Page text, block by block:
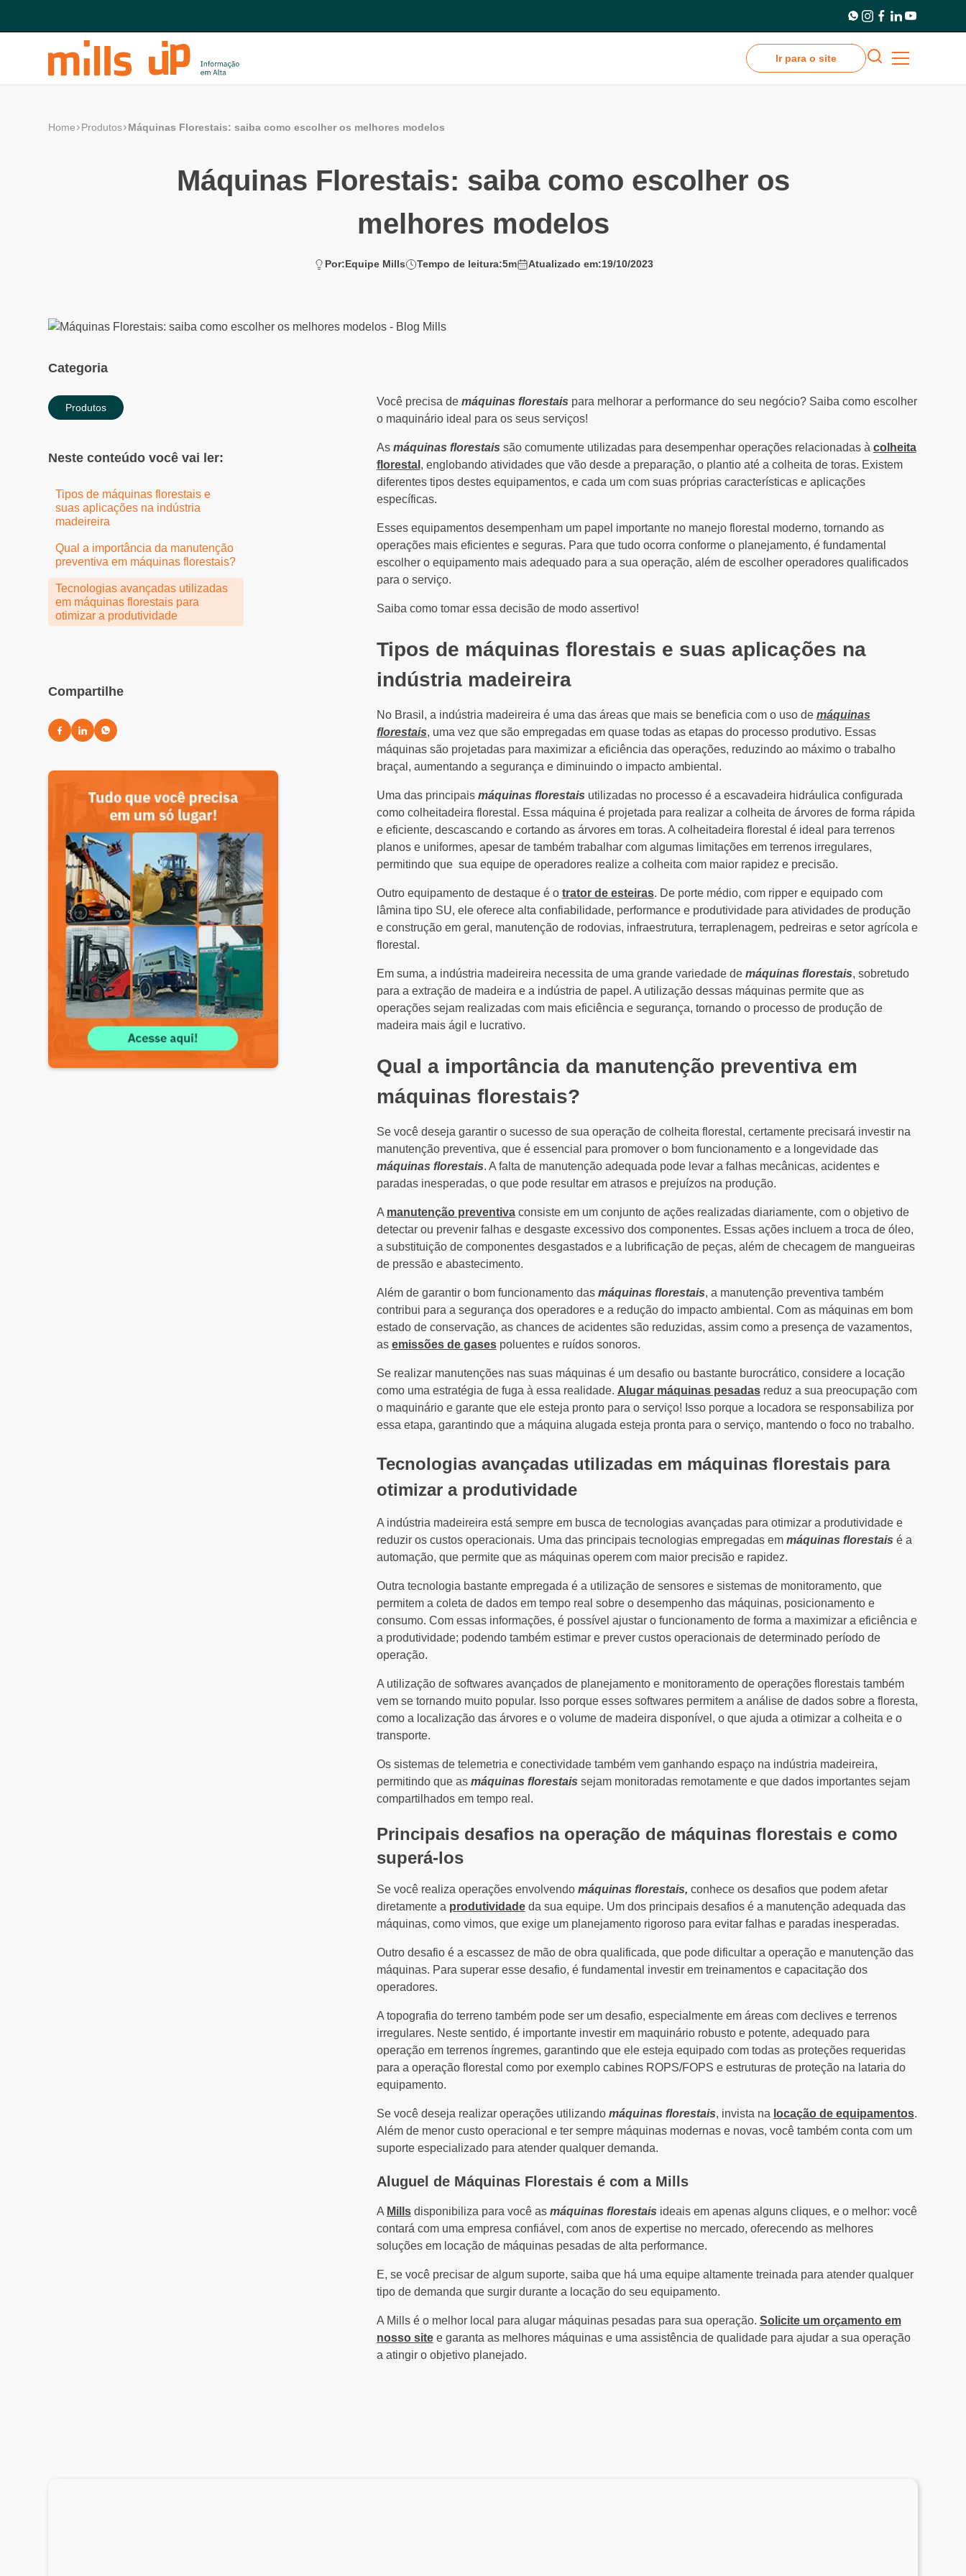
Ir para o site
Home Produtos Máquinas Florestais: saiba como escolher os melhores modelos
Máquinas Florestais: saiba como escolher os
melhores modelos
Por:Equipe Mills Tempo de leitura:5m Atualizado em:19/10/2023
Categoria
Produtos
Neste conteúdo você vai ler:
Tipos de máquinas florestais e
suas aplicações na indústria
madeireira
Qual a importância da manutenção
preventiva em máquinas florestais?
Tecnologias avançadas utilizadas
em máquinas florestais para
otimizar a produtividade
Compartilhe
Você precisa de máquinas florestais para melhorar a performance do seu negócio? Saiba como escolher
o maquinário ideal para os seus serviços!
As máquinas florestais são comumente utilizadas para desempenhar operações relacionadas à colheita
florestal , englobando atividades que vão desde a preparação, o plantio até a colheita de toras. Existem
diferentes tipos destes equipamentos, e cada um com suas próprias características e aplicações
específicas.
Esses equipamentos desempenham um papel importante no manejo florestal moderno, tornando as
operações mais eficientes e seguras. Para que tudo ocorra conforme o planejamento, é fundamental
escolher o equipamento mais adequado para a sua operação, além de escolher operadores qualificados
para o serviço.
Saiba como tomar essa decisão de modo assertivo!
Tipos de máquinas florestais e suas aplicações na
indústria madeireira
No Brasil, a indústria madeireira é uma das áreas que mais se beneficia com o uso de máquinas
florestais, uma vez que são empregadas em quase todas as etapas do processo produtivo. Essas
máquinas são projetadas para maximizar a eficiência das operações, reduzindo ao máximo o trabalho
braçal, aumentando a segurança e diminuindo o impacto ambiental.
Uma das principais máquinas florestais utilizadas no processo é a escavadeira hidráulica configurada
como colheitadeira florestal. Essa máquina é projetada para realizar a colheita de árvores de forma rápida
e eficiente, descascando e cortando as árvores em toras. A colheitadeira florestal é ideal para terrenos
planos e uniformes, apesar de também trabalhar com algumas limitações em terrenos irregulares,
permitindo que sua equipe de operadores realize a colheita com maior rapidez e precisão.
Outro equipamento de destaque é o trator de esteiras. De porte médio, com ripper e equipado com
lâmina tipo SU, ele oferece alta confiabilidade, performance e produtividade para atividades de produção
e construção em geral, manutenção de rodovias, infraestrutura, terraplenagem, pedreiras e setor agrícola e
florestal.
Em suma, a indústria madeireira necessita de uma grande variedade de máquinas florestais, sobretudo
para a extração de madeira e a indústria de papel. A utilização dessas máquinas permite que as
operações sejam realizadas com mais eficiência e segurança, tornando o processo de produção de
madeira mais ágil e lucrativo.
Qual a importância da manutenção preventiva em
máquinas florestais?
Se você deseja garantir o sucesso de sua operação de colheita florestal, certamente precisará investir na
manutenção preventiva, que é essencial para promover o bom funcionamento e a longevidade das
máquinas florestais. A falta de manutenção adequada pode levar a falhas mecânicas, acidentes e
paradas inesperadas, o que pode resultar em atrasos e prejuízos na produção.
A manutenção preventivaconsiste em um conjunto de ações realizadas diariamente, com o objetivo de
detectar ou prevenir falhas e desgaste excessivo dos componentes. Essas ações incluem a troca de óleo,
a substituição de componentes desgastados e a lubrificação de peças, além de checagem de mangueiras
de pressão e abastecimento.
Além de garantir o bom funcionamento das máquinas florestais, a manutenção preventiva também
contribui para a segurança dos operadores e a redução do impacto ambiental. Com as máquinas em bom
estado de conservação, as chances de acidentes são reduzidas, assim como a presença de vazamentos,
as emissões de gasespoluentes e ruídos sonoros.
Se realizar manutenções nas suas máquinas é um desafio ou bastante burocrático, considere a locação
como uma estratégia de fuga à essa realidade. Alugar máquinas pesadasreduz a sua preocupação com
o maquinário e garante que ele esteja pronto para o serviço! Isso porque a locadora se responsabiliza por
essa etapa, garantindo que a máquina alugada esteja pronta para o serviço, mantendo o foco no trabalho.
Tecnologias avançadas utilizadas em máquinas florestais para
otimizar a produtividade
A indústria madeireira está sempre em busca de tecnologias avançadas para otimizar a produtividade e
reduzir os custos operacionais. Uma das principais tecnologias empregadas em máquinas florestais é a
automação, que permite que as máquinas operem com maior precisão e rapidez.
Outra tecnologia bastante empregada é a utilização de sensores e sistemas de monitoramento, que
permitem a coleta de dados em tempo real sobre o desempenho das máquinas, posicionamento e
consumo. Com essas informações, é possível ajustar o funcionamento de forma a maximizar a eficiência e
a produtividade; podendo também estimar e prever custos operacionais de determinado período de
operação.
A utilização de softwares avançados de planejamento e monitoramento de operações florestais também
vem se tornando muito popular. Isso porque esses softwares permitem a análise de dados sobre a floresta,
como a localização das árvores e o volume de madeira disponível, o que ajuda a otimizar a colheita e o
transporte.
Os sistemas de telemetria e conectividade também vem ganhando espaço na indústria madeireira,
permitindo que as máquinas florestais sejam monitoradas remotamente e que dados importantes sejam
compartilhados em tempo real.
Principais desafios na operação de máquinas florestais e como
superá-los
Se você realiza operações envolvendo máquinas florestais, conhece os desafios que podem afetar
diretamente a produtividadeda sua equipe. Um dos principais desafios é a manutenção adequada das
máquinas, como vimos, que exige um planejamento rigoroso para evitar falhas e paradas inesperadas.
Outro desafio é a escassez de mão de obra qualificada, que pode dificultar a operação e manutenção das
máquinas. Para superar esse desafio, é fundamental investir em treinamentos e capacitação dos
operadores.
A topografia do terreno também pode ser um desafio, especialmente em áreas com declives e terrenos
irregulares. Neste sentido, é importante investir em maquinário robusto e potente, adequado para
operação em terrenos íngremes, garantindo que ele esteja equipado com todas as proteções requeridas
para a operação florestal como por exemplo cabines ROPS/FOPS e estruturas de proteção na lataria do
equipamento.
Se você deseja realizar operações utilizando máquinas florestais, invista na locação de equipamentos.
Além de menor custo operacional e ter sempre máquinas modernas e novas, você também conta com um
suporte especializado para atender qualquer demanda.
Aluguel de Máquinas Florestais é com a Mills
A Millsdisponibiliza para você asmáquinas florestais ideais em apenas alguns cliques, e o melhor: você
contará com uma empresa confiável, com anos de expertise no mercado, oferecendo as melhores
soluções em locação de máquinas pesadas de alta performance.
E, se você precisar de algum suporte, saiba que há uma equipe altamente treinada para atender qualquer
tipo de demanda que surgir durante a locação do seu equipamento.
A Mills é o melhor local para alugar máquinas pesadas para sua operação. Solicite um orçamento em
nosso sitee garanta as melhores máquinas e uma assistência de qualidade para ajudar a sua operação
a atingir o objetivo planejado.